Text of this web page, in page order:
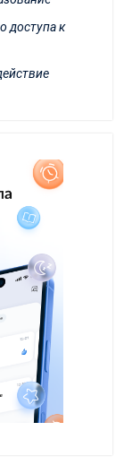
доступа к